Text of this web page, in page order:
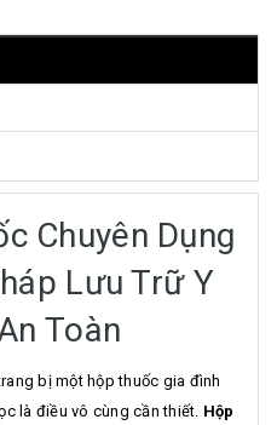
Chuyên Dụng
Lưu Trữ Y
Toàn
bị một hộp thuốc gia đình
là điều vô cùng cần thiết. Hộp